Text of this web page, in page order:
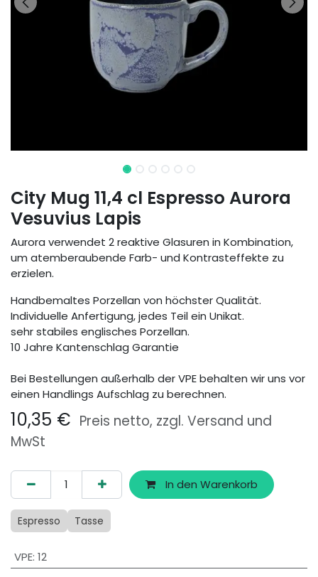
City Mug 11,4 cl Espresso Aurora
Vesuvius Lapis
Aurora verwendet 2 reaktive Glasuren in Kombination,
um atemberaubende Farb- und Kontrasteffekte zu
erzielen.
Handbemaltes Porzellan von höchster Qualität.
Individuelle Anfertigung, jedes Teil ein Unikat.
sehr stabiles englisches Porzellan.
10 Jahre Kantenschlag Garantie
Bei Bestellungen außerhalb der VPE behalten wir uns vor
einen Handlings Aufschlag zu berechnen.
10,35 € Preis netto, zzgl. Versand und
MwSt
In den Warenkorb
Espresso Tasse
VPE: 12